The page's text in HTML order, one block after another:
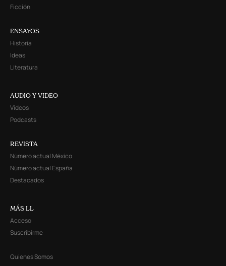
Ficción
ENSAYOS
Historia
Ideas
Literatura
AUDIO Y VIDEO
Videos
Podcasts
REVISTA
Número actual México
Número actual España
Destacados
MÁS LL
Acceso
Suscribirme
Quienes Somos